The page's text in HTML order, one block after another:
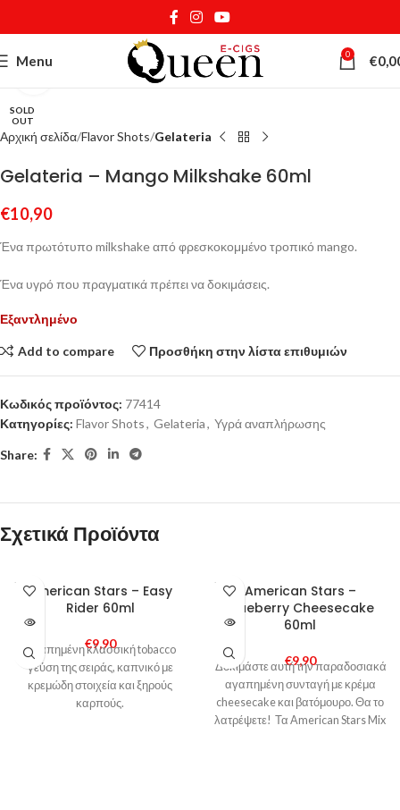
Menu 0 €
SOLD
OUT
Κάντε κλικ για μεγέθυνση
Αρχική σελίδα Flavor Shots Gelateria
Gelateria – Mango Milkshake 60ml
€10,90
Ένα πρωτότυπο milkshake από φρεσκοκομμένο τροπικό mango.
Ένα υγρό που πραγματικά πρέπει να δοκιμάσεις.
Εξαντλημένο
Add to compare Προσθήκη στην λίστα επιθυμιών
Κωδικός προϊόντος: 77414
Κατηγορίες: Flavor Shots, Gelateria, Υγρά αναπλήρωσης
Share:
Σχετικά Προϊόντα
SOLD
OUTAmerican Stars – Easy
Rider 60ml
€9,90
Αγαπημένη κλασσική tobacco
γεύση της σειράς, καπνικό με
κρεμώδη στοιχεία και ξηρούς
καρπούς.
SOLD
OUT
American Stars –
Blueberry Cheesecake
60ml
€9,90
Δοκιμάστε αυτή την παραδοσιακά
αγαπημένη συνταγή με κρέμα
cheesecake και βατόμουρο. Θα το
λατρέψετε! Τα American Stars Mix